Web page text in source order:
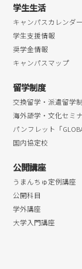
学生生活
キャンパスカレンダー
学生支援情報
奨学金情報
キャンパスマップ
留学制度
交換留学・派遣留学
海外語学・文化セミ
パンフレット「
国内協定校
公開講座
うまんちゅ定例講座
公開科目
学外講座
大学入門講座